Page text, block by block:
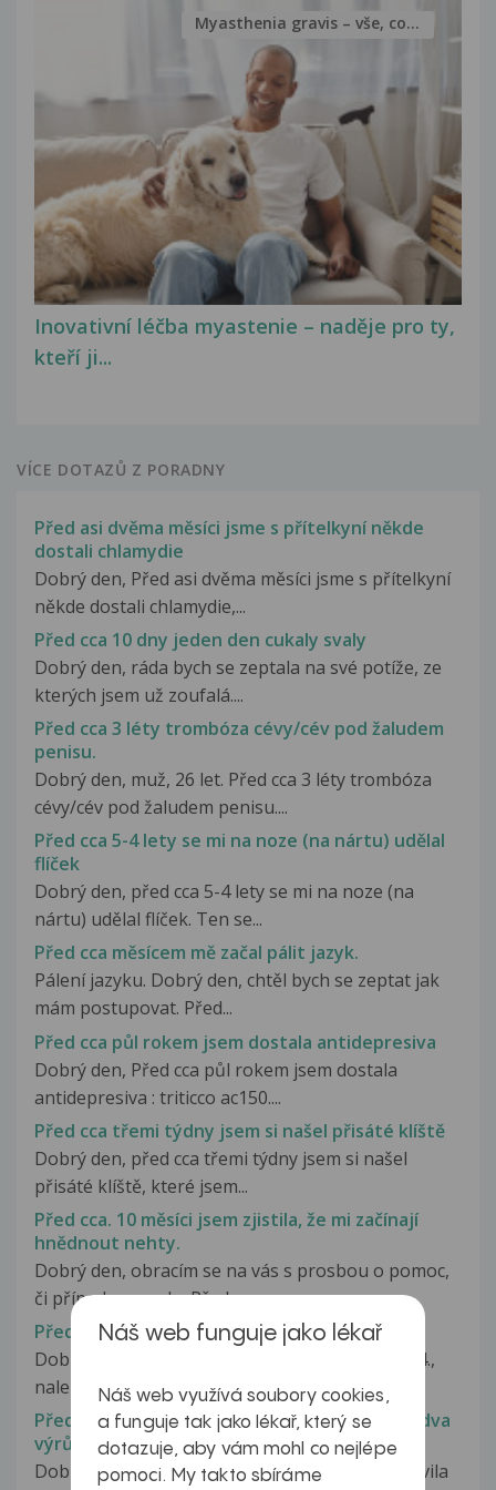
Inovativní léčba myastenie – naděje pro ty,
kteří ji...
Myasthenia gravis – vše, co...
VÍCE DOTAZŮ Z PORADNY
Před asi dvěma měsíci jsme s přítelkyní někde
dostali chlamydie
Dobrý den, Před asi dvěma měsíci jsme s přítelkyní
někde dostali chlamydie,...
Před cca 10 dny jeden den cukaly svaly
Dobrý den, ráda bych se zeptala na své potíže, ze
kterých jsem už zoufalá....
Před cca 3 léty trombóza cévy/cév pod žaludem
penisu.
Dobrý den, muž, 26 let. Před cca 3 léty trombóza
cévy/cév pod žaludem penisu....
Před cca 5-4 lety se mi na noze (na nártu) udělal
flíček
Dobrý den, před cca 5-4 lety se mi na noze (na
nártu) udělal flíček. Ten se...
Před cca měsícem mě začal pálit jazyk.
Pálení jazyku. Dobrý den, chtěl bych se zeptat jak
mám postupovat. Před...
Před cca půl rokem jsem dostala antidepresiva
Dobrý den, Před cca půl rokem jsem dostala
antidepresiva : triticco ac150....
Před cca třemi týdny jsem si našel přisáté klíště
Dobrý den, před cca třemi týdny jsem si našel
přisáté klíště, které jsem...
Před cca. 10 měsíci jsem zjistila, že mi začínají
hnědnout nehty.
Dobrý den, obracím se na vás s prosbou o pomoc,
či případnou radu. Před cca...
Před cca. 14 dny jsem měl klíště
Dobrý den, před cca 14 dny jsem měl klíště (19.4.,
nalezeno a odstraněno 20.4.)....
Před cca. týdnem jsem na sobě objevila tyto dva
výrůstky
Dobrý den, před cca týdnem jsem na sobě objevila
Náš web funguje jako lékař
Náš web využívá soubory cookies,
a funguje tak jako lékař, který se
dotazuje, aby vám mohl co nejlépe
pomoci. My takto sbíráme